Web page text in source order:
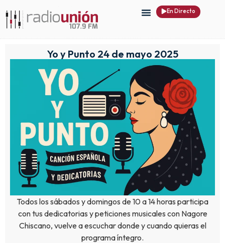
En Directo
Yo y Punto 24 de mayo 2025
Todos los sábados y domingos de 10 a 14 horas participa
con tus dedicatorias y peticiones musicales con Nagore
Chiscano, vuelve a escuchar donde y cuando quieras el
programa íntegro.